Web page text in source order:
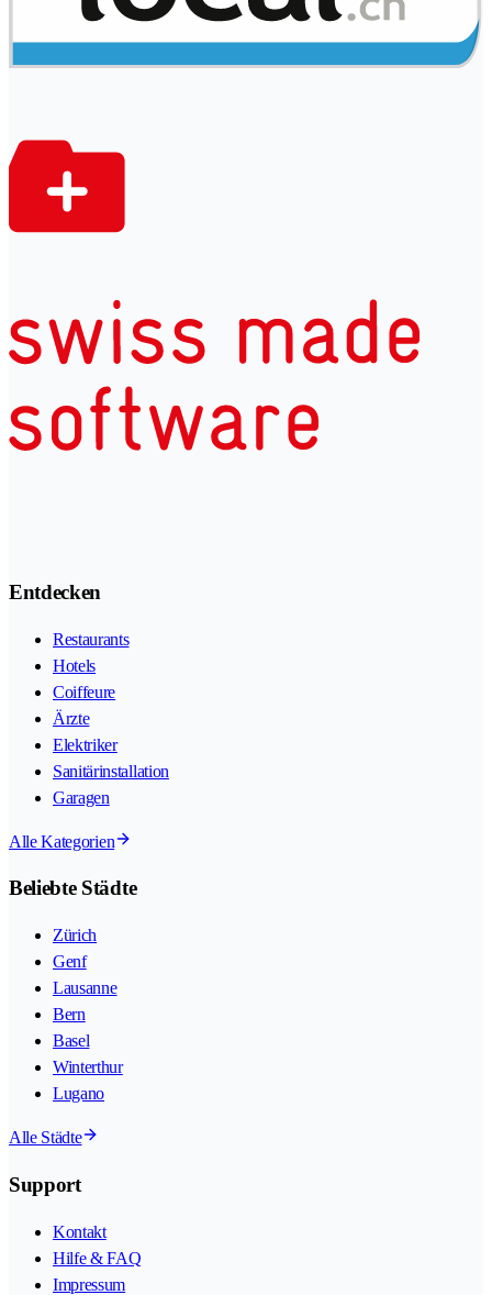
Entdecken
Restaurants
Hotels
Coiffeure
Ärzte
Elektriker
Sanitärinstallation
Garagen
Alle Kategorien
Beliebte Städte
Zürich
Genf
Lausanne
Bern
Basel
Winterthur
Lugano
Alle Städte
Support
Kontakt
Hilfe & FAQ
Impressum